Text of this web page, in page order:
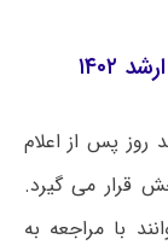
روز پس از اعلام
قرار می گیرد.
با مراجعه به